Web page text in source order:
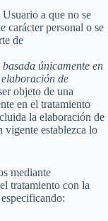
a que no se
carácter personal o se
de
únicamente en
de
objeto de una
en el tratamiento
la elaboración de
vigente establezca lo
mediante
tratamiento con la